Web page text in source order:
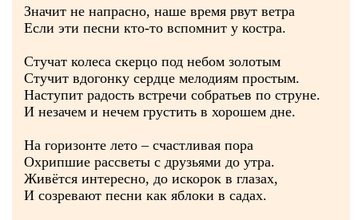
Значит не напрасно, наше время рвут ветра
Если эти песни кто-то вспомнит у костра.
Стучат колеса скерцо под небом золотым
Стучит вдогонку сердце мелодиям простым.
Наступит радость встречи собратьев по струне.
И незачем и нечем грустить в хорошем дне.
На горизонте лето – счастливая пора
Охрипшие рассветы с друзьями до утра.
Живётся интересно, до искорок в глазах,
И созревают песни как яблоки в садах.